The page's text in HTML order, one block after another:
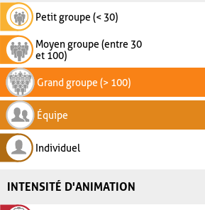
Petit groupe (< 30)
Moyen groupe (entre 30
et 100)
Grand groupe (> 100)
Équipe
Individuel
INTENSITÉ D'ANIMATION